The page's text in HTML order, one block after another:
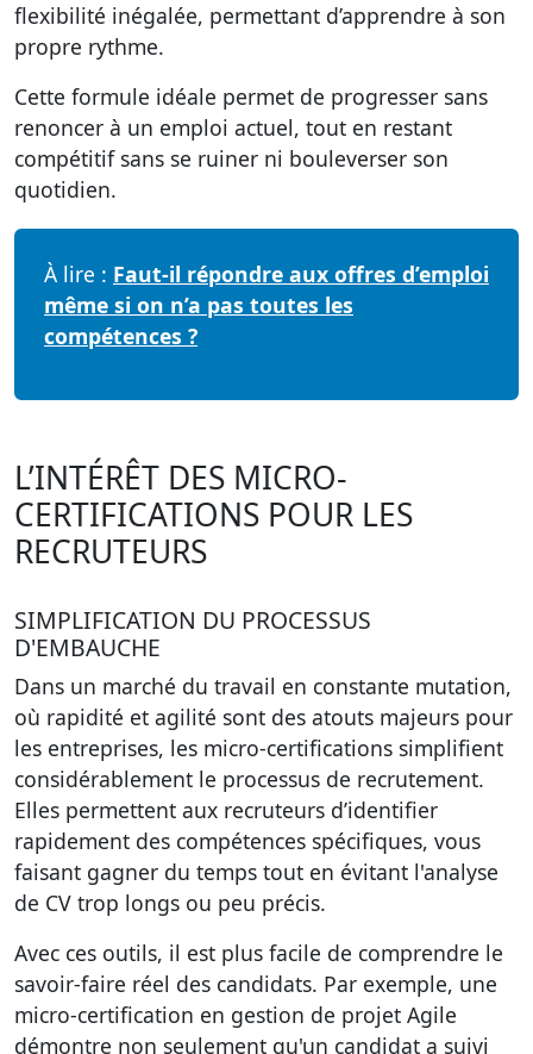
flexibilité inégalée, permettant d’apprendre à son
propre rythme.
Cette formule idéale permet de progresser sans
renoncer à un emploi actuel, tout en restant
compétitif sans se ruiner ni bouleverser son
quotidien.
À lire : Faut-il répondre aux offres d’emploi
même si on n’a pas toutes les
compétences ?
L’INTÉRÊT DES MICRO-
CERTIFICATIONS POUR LES
RECRUTEURS
SIMPLIFICATION DU PROCESSUS
D'EMBAUCHE
Dans un marché du travail en constante mutation,
où rapidité et agilité sont des atouts majeurs pour
les entreprises, les micro-certifications simplifient
considérablement le processus de recrutement.
Elles permettent aux recruteurs d’identifier
rapidement des compétences spécifiques, vous
faisant gagner du temps tout en évitant l'analyse
de CV trop longs ou peu précis.
Avec ces outils, il est plus facile de comprendre le
savoir-faire réel des candidats. Par exemple, une
micro-certification en gestion de projet Agile
démontre non seulement qu'un candidat a suivi